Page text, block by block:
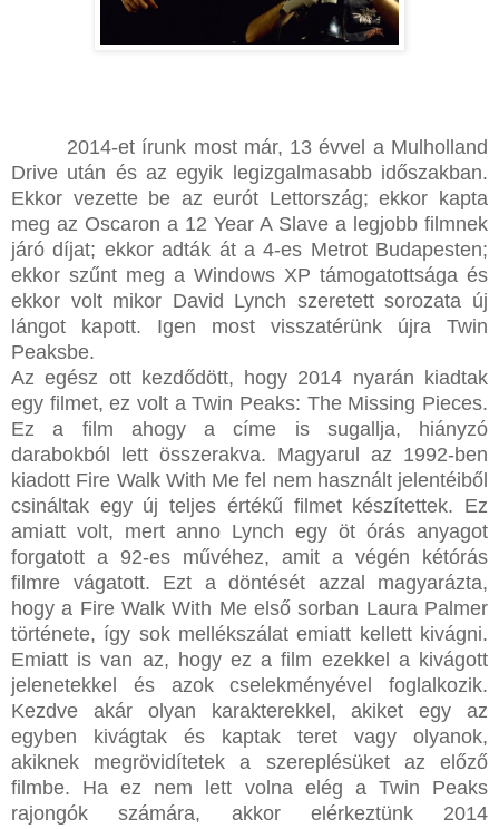
2014-et írunk most már, 13 évvel a Mulholland
Drive után és az egyik legizgalmasabb időszakban.
Ekkor vezette be az eurót Lettország; ekkor kapta
meg az Oscaron a 12 Year A Slave a legjobb filmnek
járó díjat; ekkor adták át a 4-es Metrot Budapesten;
ekkor szűnt meg a Windows XP támogatottsága és
ekkor volt mikor David Lynch szeretett sorozata új
lángot kapott. Igen most visszatérünk újra Twin
Peaksbe.
Az egész ott kezdődött, hogy 2014 nyarán kiadtak
egy filmet, ez volt a Twin Peaks: The Missing Pieces.
Ez a film ahogy a címe is sugallja, hiányzó
darabokból lett összerakva. Magyarul az 1992-ben
kiadott Fire Walk With Me fel nem használt jelentéiből
csináltak egy új teljes értékű filmet készítettek. Ez
amiatt volt, mert anno Lynch egy öt órás anyagot
forgatott a 92-es művéhez, amit a végén kétórás
filmre vágatott. Ezt a döntését azzal magyarázta,
hogy a Fire Walk With Me első sorban Laura Palmer
története, így sok mellékszálat emiatt kellett kivágni.
Emiatt is van az, hogy ez a film ezekkel a kivágott
jelenetekkel és azok cselekményével foglalkozik.
Kezdve akár olyan karakterekkel, akiket egy az
egyben kivágtak és kaptak teret vagy olyanok,
akiknek megrövidítetek a szereplésüket az előző
filmbe. Ha ez nem lett volna elég a Twin Peaks
rajongók számára, akkor elérkeztünk 2014